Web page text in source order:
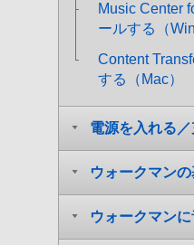
Music Center
ールする（
Content
する（Mac）
電源を入れる
ウォークマン
ウォークマン